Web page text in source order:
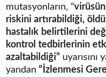
mutasyonların, “virüsün
riskini artırabildiği,
hastalık belirtilerini
kontrol tedbirlerinin
azaltabildiği” uyarısını
yandan “İzlenmesi